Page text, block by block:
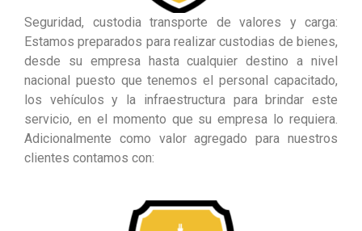
Seguridad, custodia transporte de valores y carga:
Estamos preparados para realizar custodias de bienes,
desde su empresa hasta cualquier destino a nivel
nacional puesto que tenemos el personal capacitado,
los vehículos y la infraestructura para brindar este
servicio, en el momento que su empresa lo requiera.
Adicionalmente como valor agregado para nuestros
clientes contamos con: